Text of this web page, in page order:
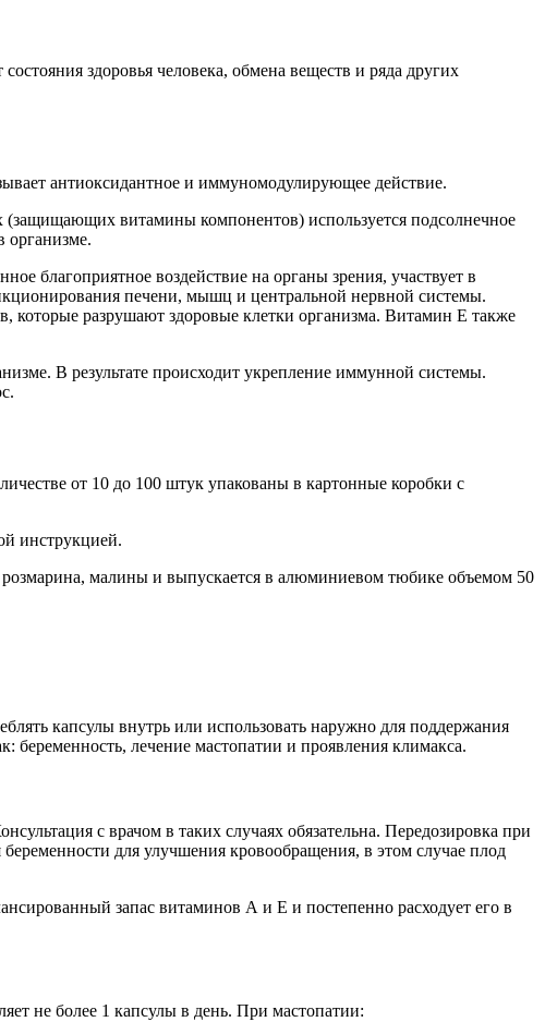
здоровья человека, обмена веществ и ряда других
антиоксидантное и иммуномодулирующее действие.
(защищающих витамины компонентов) используется подсолнечное
организме.
благоприятное воздействие на органы зрения, участвует в
печени, мышц и центральной нервной системы.
которые разрушают здоровые клетки организма. Витамин Е также
В результате происходит укрепление иммунной системы.
от 10 до 100 штук упакованы в картонные коробки с
инструкцией.
малины и выпускается в алюминиевом тюбике объемом 50
капсулы внутрь или использовать наружно для поддержания
лечение мастопатии и проявления климакса.
с врачом в таких случаях обязательна. Передозировка при
для улучшения кровообращения, в этом случае плод
запас витаминов А и Е и постепенно расходует его в
не более 1 капсулы в день. При мастопатии: